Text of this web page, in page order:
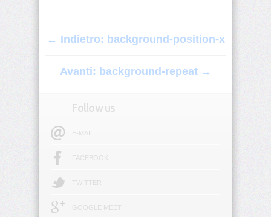
border-
block-
block-
← Indietro: background-position-x
Avanti: background-repeat →
Follow us
E-MAIL
FACEBOOK
TWITTER
GOOGLE MEET